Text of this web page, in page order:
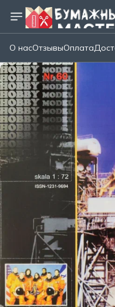
О насОтзывыОплата